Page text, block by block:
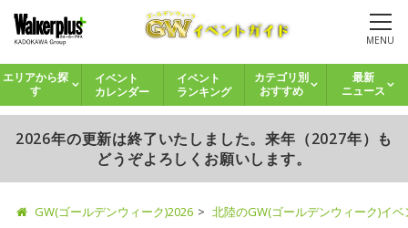
MENU
エリアから探
す
イベント
カレンダー
イベント
ランキング
カテゴリ別
おすすめ
最新
ニュース
2026年の更新は終了いたしました。来年（2027年）も
どうぞよろしくお願いします。
GW(ゴールデンウィーク)2026 北陸のGW(ゴールデンウィーク)イ